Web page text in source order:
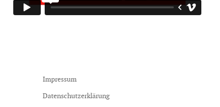
Impressum
Datenschutzerklärung